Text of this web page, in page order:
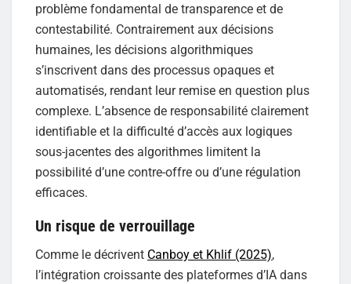
problème fondamental de transparence et de
contestabilité. Contrairement aux décisions
humaines, les décisions algorithmiques
s’inscrivent dans des processus opaques et
automatisés, rendant leur remise en question plus
complexe. L’absence de responsabilité clairement
identifiable et la difficulté d’accès aux logiques
sous-jacentes des algorithmes limitent la
possibilité d’une contre-offre ou d’une régulation
efficaces.
Un risque de verrouillage
Comme le décrivent Canboy et Khlif (2025),
l’intégration croissante des plateformes d’IA dans